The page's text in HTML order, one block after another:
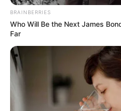
BRAINBERRIES
Who Will Be the Next James
Far